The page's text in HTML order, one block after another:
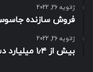
ژانویه 26, 2022
فروش سازنده
ژانویه 26, 2022
بیش از ۱٫۴ میلیارد دستگاه از ویندوز ۱۰ و ویندوز ۱۱ استفاده می‌کنند